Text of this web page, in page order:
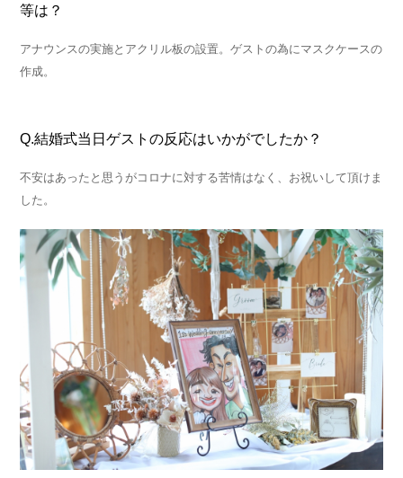
等は？
アナウンスの実施とアクリル板の設置。ゲストの為にマスクケースの
作成。
Q.結婚式当日ゲストの反応はいかがでしたか？
不安はあったと思うがコロナに対する苦情はなく、お祝いして頂けま
した。